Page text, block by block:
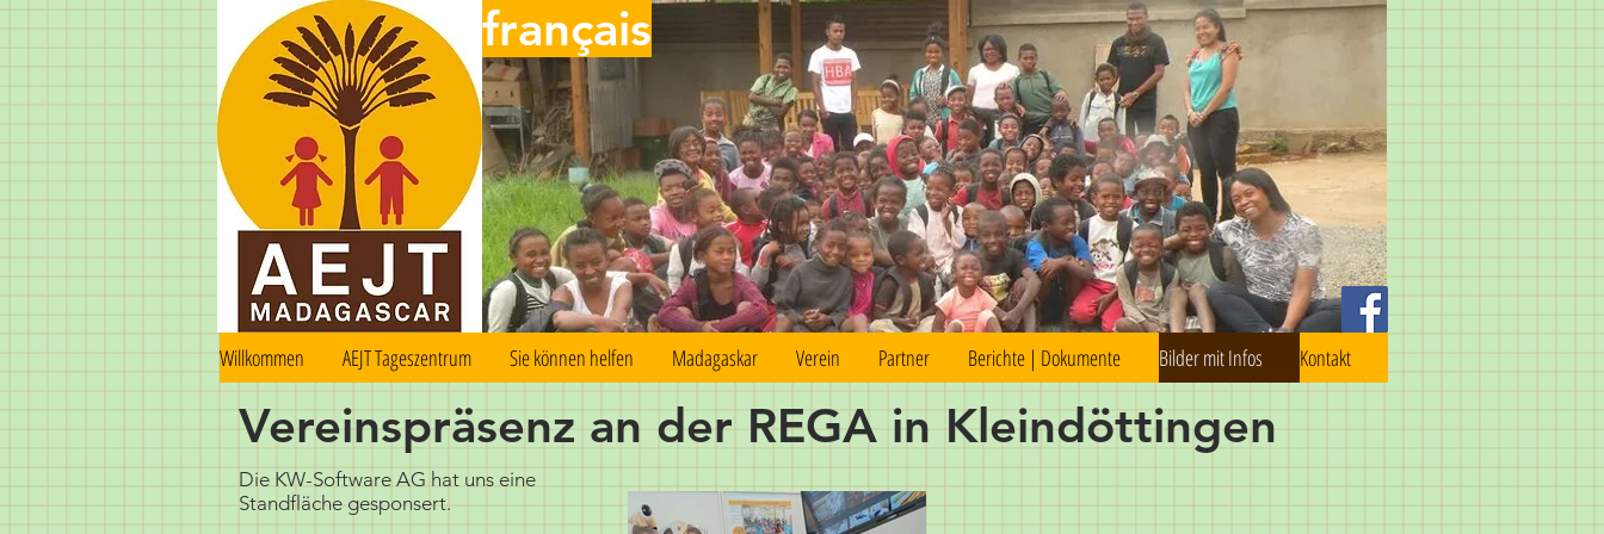
français
Vereinspräsenz an der REGA in Kleindöttingen
Die KW-Software AG hat uns eine
Standfläche gesponsert.
Willkommen AEJT Tageszentrum Sie können helfen Madagaskar Verein Partner Berichte | Dokumente Bilder mit Infos Kontakt